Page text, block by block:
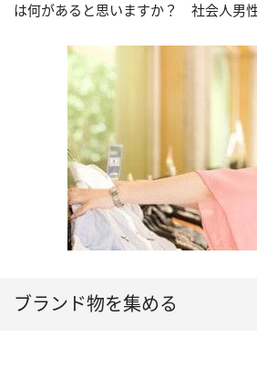
は何があると思いますか？ 社会人男
ブランド物を集める